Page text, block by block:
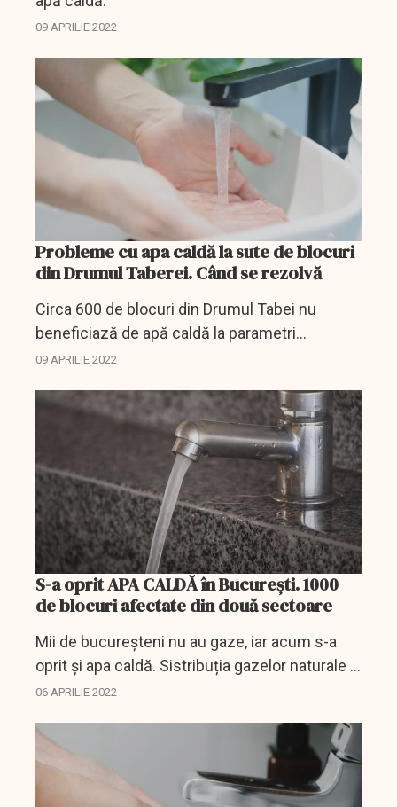
09 APRILIE 2022
Probleme cu apa caldă la sute de blocuri
din Drumul Taberei. Când se rezolvă
Circa 600 de blocuri din Drumul Tabei nu
beneficiază de apă caldă la parametri
funcționali, a anunțat sâmbătă
09 APRILIE 2022
S-a oprit APA CALDĂ în București. 1000
de blocuri afectate din două sectoare
Mii de bucureșteni nu au gaze, iar acum s-a
oprit și apa caldă. Sistribuția gazelor naturale a
fost oprită ca urmare a unei avarii produse la
Șoselei...
06 APRILIE 2022